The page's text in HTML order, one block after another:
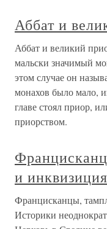
Аббат и
Аббат и великий
мальски значимый
этом случае он
монахов было мало,
главе стоял приор,
приорством.
и инквизиция
Францисканцы,
Историки